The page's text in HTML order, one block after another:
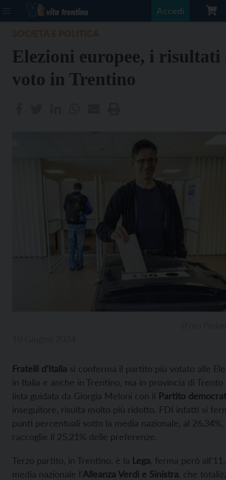
Accedi
Elezioni europee, i risultati
voto in Trentino
Fratelli d’Italia si conferma il partito più votato alle
in Italia e anche in Trentino, ma in provincia di
lista guidata da Giorgia Meloni con il Partito
inseguitore, risulta molto più ridotto. FDI infatti si
punti percentuali sotto la media nazionale, al
raccoglie il 25,21% delle preferenze.
Terzo partito, in Trentino, è la Lega , ferma però
media nazionale l’Alleanza Verdi e Sinistra , che